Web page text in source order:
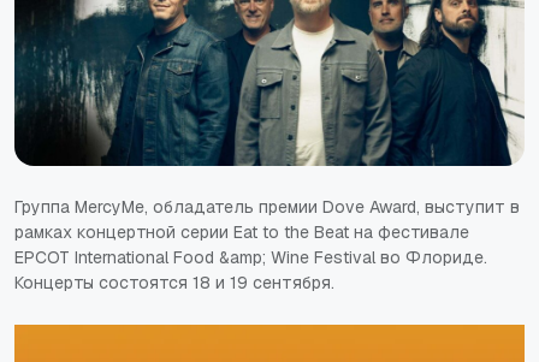
Группа MercyMe, обладатель премии Dove Award, выступит в
рамках концертной серии Eat to the Beat на фестивале
EPCOT International Food &amp; Wine Festival во Флориде.
Концерты состоятся 18 и 19 сентября.